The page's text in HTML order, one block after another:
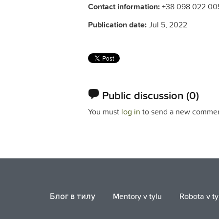
Contact information:+38 098 022
Publication date:Jul 5, 2022
Public discussion (0)
You must log in to send a new
Блог в тилу Mentory v tylu Robota v